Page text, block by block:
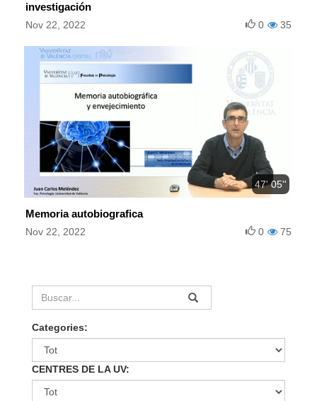
investigación
Nov 22, 2022 35
0
47' 05''
Memoria autobiografica
Nov 22, 2022 75
0
Categories:
CENTRES DE LA UV: